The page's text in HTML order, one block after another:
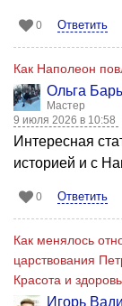
0 Ответить
Как Наполеон
Ольга
Мастер
9 июля 2026 в 10:58
Интересная
историей и с
0 Ответить
Как менялось
царствования
Красота и
Игорь